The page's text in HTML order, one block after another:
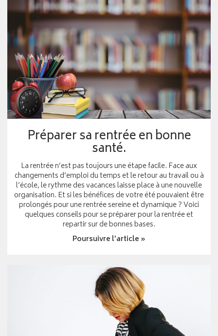
Préparer sa rentrée en bonne
santé.
La rentrée n’est pas toujours une étape facile. Face aux
changements d’emploi du temps et le retour au travail ou à
l’école, le rythme des vacances laisse place à une nouvelle
organisation. Et si les bénéfices de votre été pouvaient être
prolongés pour une rentrée sereine et dynamique ? Voici
quelques conseils pour se préparer pour la rentrée et
repartir sur de bonnes bases.
Poursuivre l’article »